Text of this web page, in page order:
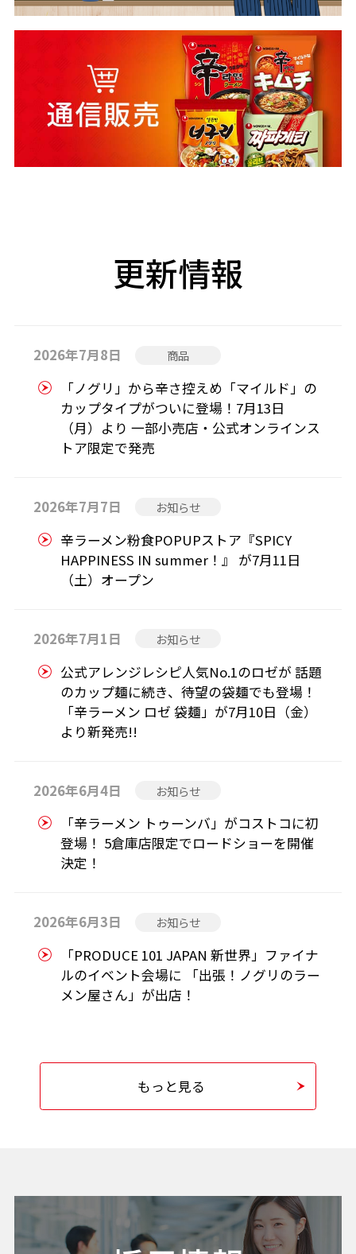
更新情報
2026年7月8日 商品
「ノグリ」から辛さ控えめ「マイルド」の
カップタイプがついに登場！7月13日
（月）より 一部小売店・公式オンラインス
トア限定で発売
2026年7月7日 お知らせ
辛ラーメン粉食POPUPストア『SPICY
HAPPINESS IN summer！』 が7月11日
（土）オープン
2026年7月1日 お知らせ
公式アレンジレシピ人気No.1のロゼが 話題
のカップ麺に続き、待望の袋麺でも登場！
「辛ラーメン ロゼ 袋麺」が7月10日（金）
より新発売!!
2026年6月4日 お知らせ
「辛ラーメン トゥーンバ」がコストコに初
登場！ 5倉庫店限定でロードショーを開催
決定！
2026年6月3日 お知らせ
「PRODUCE 101 JAPAN 新世界」ファイナ
ルのイベント会場に 「出張！ノグリのラー
メン屋さん」が出店！
もっと見る